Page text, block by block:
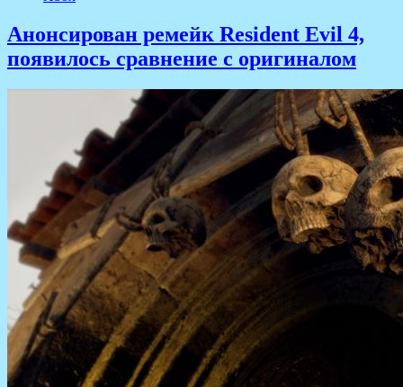
Анонсирован ремейк Resident Evil 4,
появилось сравнение с оригиналом